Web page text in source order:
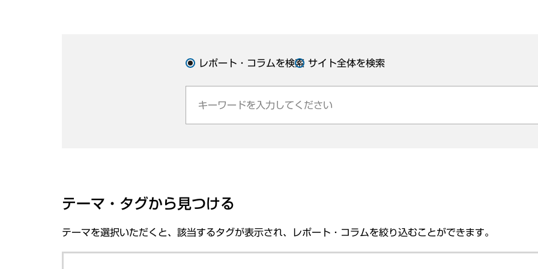
レポート・コラムを検索 サイト全体を検索
テーマ・タグから見つける
テーマを選択いただくと、該当するタグが表示され、レポート・コラムを絞り込むことができます。